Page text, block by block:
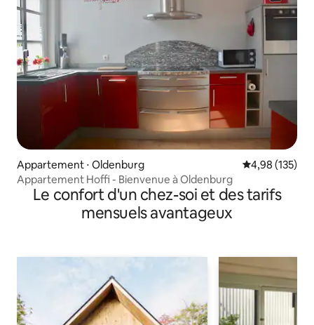
Appartement ⋅ Oldenburg Évaluation
4,98 (135)
Appartement Hoffi - Bienvenue à Oldenburg
Le confort d'un chez-soi et des tarifs
mensuels avantageux